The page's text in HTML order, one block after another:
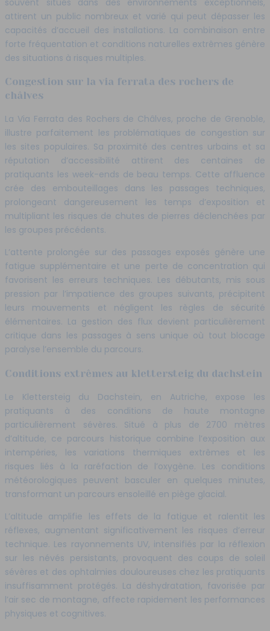
attirent un public nombreux et varié qui peut dépasser les
capacités d’accueil des installations. La combinaison entre
forte fréquentation et conditions naturelles extrêmes génère
des situations à risques multiples.
Congestion sur la via ferrata des rochers de
châlves
La Via Ferrata des Rochers de Châlves, proche de Grenoble,
illustre parfaitement les problématiques de congestion sur
les sites populaires. Sa proximité des centres urbains et sa
réputation d’accessibilité attirent des centaines de
pratiquants les week-ends de beau temps. Cette affluence
crée des embouteillages dans les passages techniques,
prolongeant dangereusement les temps d’exposition et
multipliant les risques de chutes de pierres déclenchées par
les groupes précédents.
L’attente prolongée sur des passages exposés génère une
fatigue supplémentaire et une perte de concentration qui
favorisent les erreurs techniques. Les débutants, mis sous
pression par l’impatience des groupes suivants, précipitent
leurs mouvements et négligent les règles de sécurité
élémentaires. La gestion des flux devient particulièrement
critique dans les passages à sens unique où tout blocage
paralyse l’ensemble du parcours.
Conditions extrêmes au klettersteig du dachstein
Le Klettersteig du Dachstein, en Autriche, expose les
pratiquants à des conditions de haute montagne
particulièrement sévères. Situé à plus de 2700 mètres
d’altitude, ce parcours historique combine l’exposition aux
intempéries, les variations thermiques extrêmes et les
risques liés à la raréfaction de l’oxygène. Les conditions
météorologiques peuvent basculer en quelques minutes,
transformant un parcours ensoleillé en piège glacial.
L’altitude amplifie les effets de la fatigue et ralentit les
réflexes, augmentant significativement les risques d’erreur
technique. Les rayonnements UV, intensifiés par la réflexion
sur les névés persistants, provoquent des coups de soleil
sévères et des ophtalmies douloureuses chez les pratiquants
insuffisamment protégés. La déshydratation, favorisée par
l’air sec de montagne, affecte rapidement les performances
physiques et cognitives.